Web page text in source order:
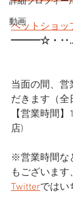
動画
ペットショッ
━━━☆・
当面の間、営
だきます（全
【営業時間
店)
※営業時間な
もございます、
Twitterではい